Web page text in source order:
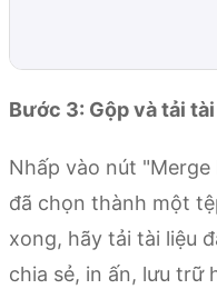
Bước 3: Gộp và tải
Nhấp vào nút "Merge
đã chọn thành một
xong, hãy tải tài liệu
chia sẻ, in ấn, lưu trữ